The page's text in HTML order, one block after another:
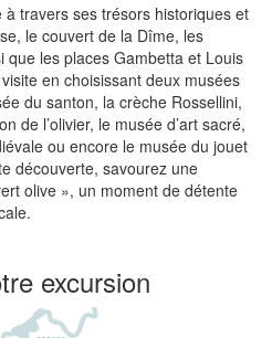
à travers ses trésors historiques et
le couvert de la Dîme, les
que les places Gambetta et Louis
en choisissant deux musées
du santon, la crèche Rossellini,
de l’olivier, le musée d’art sacré,
ou encore le musée du jouet
découverte, savourez une
olive », un moment de détente
excursion